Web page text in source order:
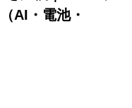
AI・電池・